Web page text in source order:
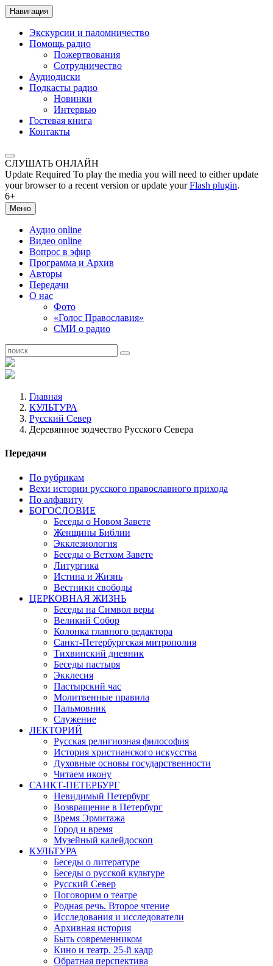
Навигация
Экскурсии и паломничество
Помощь радио
Пожертвования
Сотрудничество
Аудиодиски
Подкасты радио
Новинки
Интервью
Гостевая книга
Контакты
СЛУШАТЬ ОНЛАЙН
Update Required To play the media you will need to either update
your browser to a recent version or update yourFlash plugin.
6+
Меню
Аудио online
Видео online
Вопрос в эфир
Программа и Архив
Авторы
Передачи
О нас
Фото
«Голос Православия»
СМИ о радио
Главная
КУЛЬТУРА
Русский Север
Деревянное зодчество Русского Севера
Передачи
По рубрикам
Вехи истории русского православного прихода
По алфавиту
БОГОСЛОВИЕ
Беседы о Новом Завете
Женщины Библии
Экклезиология
Беседы о Ветхом Завете
Литургика
Истина и Жизнь
Вестники свободы
ЦЕРКОВНАЯ ЖИЗНЬ
Беседы на Символ веры
Великий Собор
Колонка главного редактора
Санкт-Петербургская митрополия
Тихвинский дневник
Беседы пастыря
Экклесия
Пастырский час
Молитвенные правила
Пальмовник
Служение
ЛЕКТОРИЙ
Русская религиозная философия
История христианского искусства
Духовные основы государственности
Читаем икону
САНКТ-ПЕТЕРБУРГ
Невидимый Петербург
Возвращение в Петербург
Время Эрмитажа
Город и время
Музейный калейдоскоп
КУЛЬТУРА
Беседы о литературе
Беседы о русской культуре
Русский Север
Поговорим о театре
Родная речь. Второе чтение
Исследования и исследователи
Архивная история
Быть современником
Кино и театр. 25-й кадр
Обратная перспектива